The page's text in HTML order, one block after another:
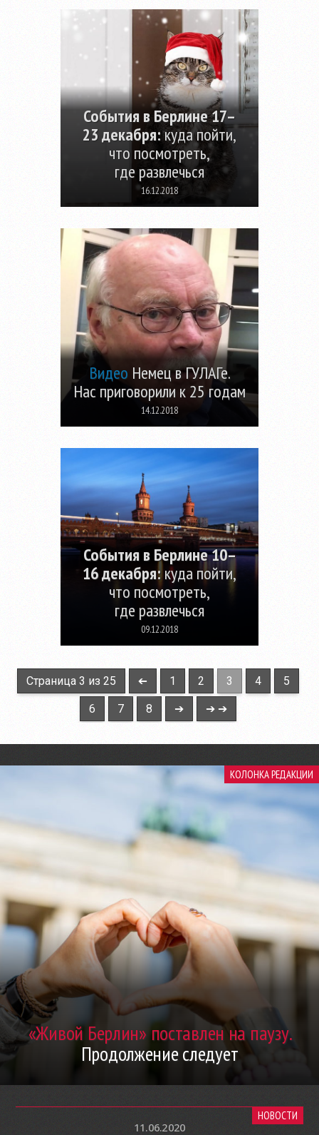
События в Берлине 17–
23 декабря:куда пойти,
что посмотреть,
где развлечься
16.12.2018
Видео Немец в ГУЛАГе.
Нас приговорили к 25 годам
14.12.2018
События в Берлине 10–
16 декабря:куда пойти,
что посмотреть,
где развлечься
09.12.2018
Страница 3 из 25 ➔ 1 2 3 4 5
6 7 8 ➔ ➔ ➔
КОЛОНКА РЕДАКЦИИ
«Живой Берлин» поставлен на паузу.
Продолжение следует
НОВОСТИ
11.06.2020